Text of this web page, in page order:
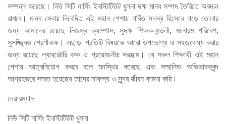
সম্পন্ন করেছে। নিউ সিটি নার্সিং ইনস্টিটিউট খুলনা দক্ষ মানব সম্পদ তৈরিতে অবদান
রাখবে। মানব সেবায় নিবেদিত এই মহান পেশায় গর্বিত সদস্য হিসেবে গড়ে তোলার
জন্য আমাদের রয়েছে নিজস্ব ক্যাম্পাস, সুদক্ষ শিক্ষক-মন্ডলী, মনোরম পরিবেশ,
সুসজ্জ্বিত শ্রেণীকক্ষ। এছাড়া প্রতিটি বিষয়কে আরো উপভোগ্য ও সহজবোধ্য করার
জন্য রয়েছে ল্যাবরেটরি কক্ষ ও প্রয়োজনীয় সরঞ্জাম। যে সকল শিক্ষার্থী এই মহান
পেশায় আত্বনিয়োগ করবে বলে মনস্থির করেছে এবং সম্মানিত অভিভাবকবৃন্দ
আগ্রহভরে সম্মত হয়েছেন তাদের সাফল্য ও সুন্দর জীবন কামনা করি।
চেয়ারম্যান
নিউ সিটি নার্সিং ইনস্টিটিউট খুলনা